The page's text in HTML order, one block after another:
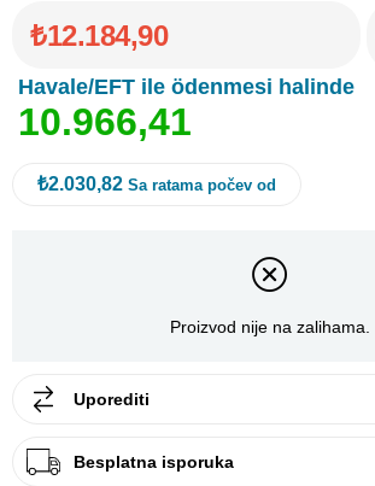
₺12.184,90
Havale/EFT ile ödenmesi halinde
10.966,41
₺2.030,82 Sa ratama počev od
Proizvod nije na zalihama.
Uporediti
Besplatna isporuka